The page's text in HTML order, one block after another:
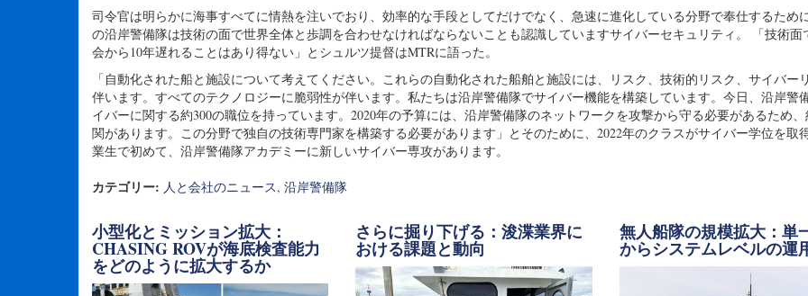
司令官は明らかに海事すべてに情熱を注いでおり、効率的な手段としてだけでなく、急速に進化している分野で奉仕するため
の沿岸警備隊は技術の面で世界全体と歩調を合わせなければならないことも認識していますサイバーセキュリティ。 「技術面
会から10年遅れることはあり得ない」とシュルツ提督はMTRに語った。
「自動化された船と施設について考えてください。これらの自動化された船舶と施設には、リスク、技術的リスク、サイバー
伴います。すべてのテクノロジーに脆弱性が伴います。私たちは沿岸警備隊でサイバー機能を構築しています。今日、沿岸警
イバーに関する約300の職位を持っています。2020年の予算には、沿岸警備隊のネットワークを攻撃から守る必要があるため
関があります。この分野で独自の技術専門家を構築する必要があります」とそのために、2022年のクラスがサイバー学位を取
業生で初めて、沿岸警備隊アカデミーに新しいサイバー専攻があります。
カテゴリー: 人と会社のニュース, 沿岸警備隊
小型化とミッション拡大：
CHASING ROVが海底検査能力
をどのように拡大するか
さらに掘り下げる：浚渫業界に
おける課題と動向
無人船隊の規模拡大：単
からシステムレベルの運